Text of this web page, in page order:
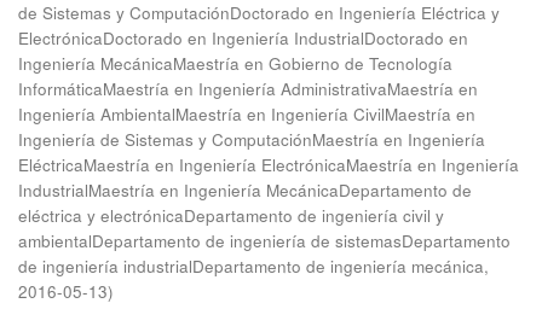
de Sistemas y ComputaciónDoctorado en Ingeniería Eléctrica y
ElectrónicaDoctorado en Ingeniería IndustrialDoctorado en
Ingeniería MecánicaMaestría en Gobierno de Tecnología
InformáticaMaestría en Ingeniería AdministrativaMaestría en
Ingeniería AmbientalMaestría en Ingeniería CivilMaestría en
Ingeniería de Sistemas y ComputaciónMaestría en Ingeniería
EléctricaMaestría en Ingeniería ElectrónicaMaestría en Ingeniería
IndustrialMaestría en Ingeniería MecánicaDepartamento de
eléctrica y electrónicaDepartamento de ingeniería civil y
ambientalDepartamento de ingeniería de sistemasDepartamento
de ingeniería industrialDepartamento de ingeniería mecánica,
2016-05-13)